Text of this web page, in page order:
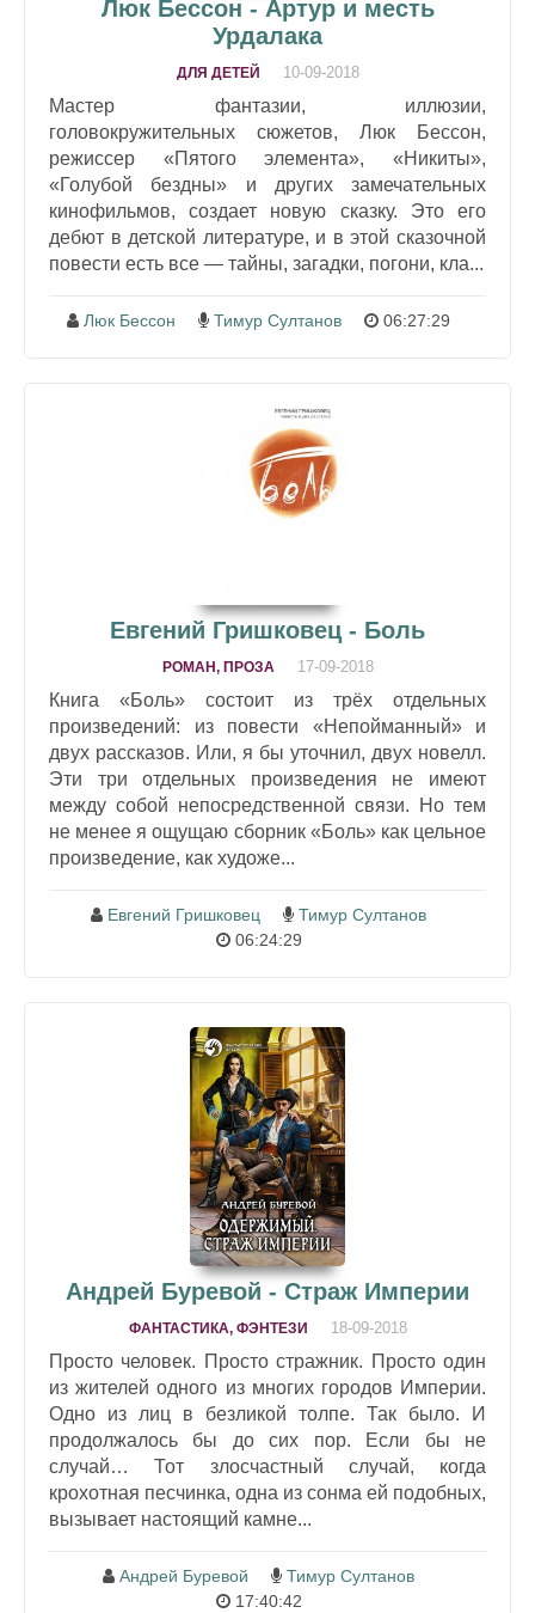
Люк Бессон - Артур и месть
Урдалака
ДЛЯ ДЕТЕЙ 10-09-2018
Мастер фантазии, иллюзии,
головокружительных сюжетов, Люк Бессон,
режиссер «Пятого элемента», «Никиты»,
«Голубой бездны» и других замечательных
кинофильмов, создает новую сказку. Это его
дебют в детской литературе, и в этой сказочной
повести есть все — тайны, загадки, погони, кла...
Люк Бессон Тимур Султанов 06:27:29
Евгений Гришковец - Боль
РОМАН, ПРОЗА 17-09-2018
Книга «Боль» состоит из трёх отдельных
произведений: из повести «Непойманный» и
двух рассказов. Или, я бы уточнил, двух новелл.
Эти три отдельных произведения не имеют
между собой непосредственной связи. Но тем
не менее я ощущаю сборник «Боль» как цельное
произведение, как художе...
Евгений Гришковец
Тимур Султанов
06:24:29
Андрей Буревой - Страж Империи
ФАНТАСТИКА, ФЭНТЕЗИ 18-09-2018
Просто человек. Просто стражник. Просто один
из жителей одного из многих городов Империи.
Одно из лиц в безликой толпе. Так было. И
продолжалось бы до сих пор. Если бы не
случай… Тот злосчастный случай, когда
крохотная песчинка, одна из сонма ей подобных,
вызывает настоящий камне...
Андрей Буревой
Тимур Султанов
17:40:42